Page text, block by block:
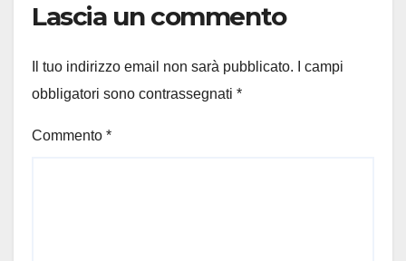
Lascia un commento
Il tuo indirizzo email non sarà pubblicato.
I campi
obbligatori sono contrassegnati *
Commento *